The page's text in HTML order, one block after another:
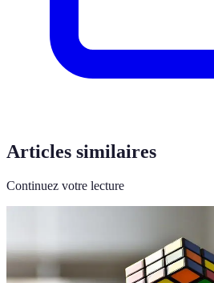
Articles similaires
Continuez votre lecture